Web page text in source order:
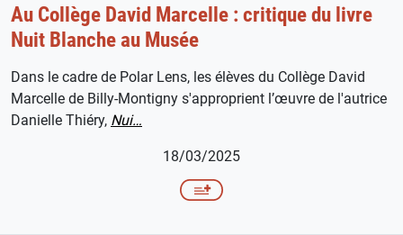
Au Collège David Marcelle : critique du livre
Nuit Blanche au Musée
Dans le cadre de Polar Lens, les élèves du Collège David
Marcelle de Billy-Montigny s'approprient l’œuvre de l'autrice
Danielle Thiéry, Nui…
18/03/2025